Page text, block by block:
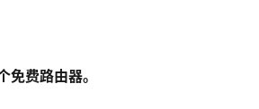
费路由器。